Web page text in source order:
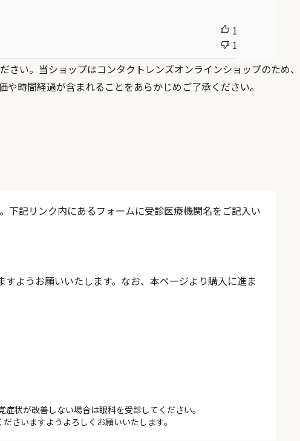
1
1
い。当ショップはコンタクトレンズオンラインショップのため、
時間経過が含まれることをあらかじめご了承ください。
下記リンク内にあるフォームに受診医療機関名をご記入い
ようお願いいたします。なお、本ページより購入に進ま
状が改善しない場合は眼科を受診してください。
さいますようよろしくお願いいたします。